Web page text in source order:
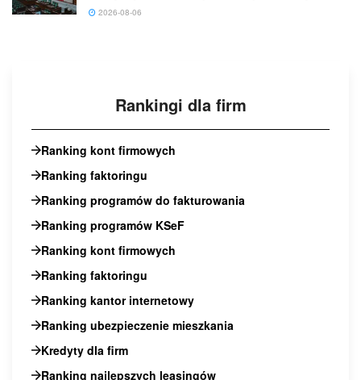
2026-08-06
Rankingi dla firm
Ranking kont firmowych
Ranking faktoringu
Ranking programów do fakturowania
Ranking programów KSeF
Ranking kont firmowych
Ranking faktoringu
Ranking kantor internetowy
Ranking ubezpieczenie mieszkania
Kredyty dla firm
Ranking najlepszych leasingów